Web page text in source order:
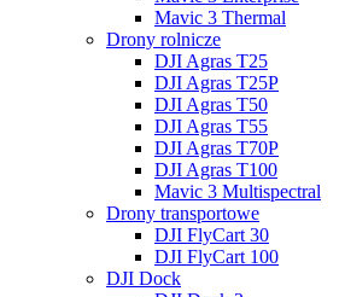
Mavic 3 Thermal
Drony rolnicze
DJI Agras T25
DJI Agras T25P
DJI Agras T50
DJI Agras T55
DJI Agras T70P
DJI Agras T100
Mavic 3 Multispectral
Drony transportowe
DJI FlyCart 30
DJI FlyCart 100
DJI Dock